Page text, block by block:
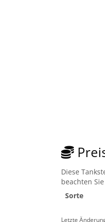
Diese
beachten
Sorte
Letzte